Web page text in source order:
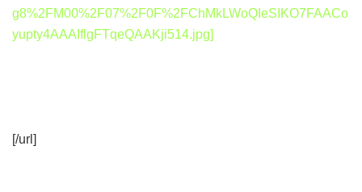
g8%2FM00%2F07%2F0F%2FChMkLWoQIeSIKO7FAACo
yupty4AAAIflgFTqeQAAKji514.jpg]
[/url]